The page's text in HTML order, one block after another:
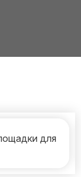
для